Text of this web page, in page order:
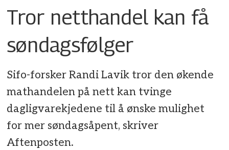
Tror netthandel kan få
søndagsfølger
Sifo-forsker Randi Lavik tror den økende
mathandelen på nett kan tvinge
dagligvarekjedene til å ønske mulighet
for mer søndagsåpent, skriver
Aftenposten.